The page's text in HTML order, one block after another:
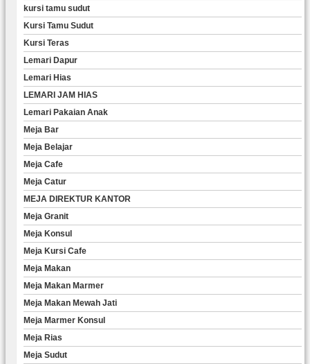
kursi tamu sudut
Kursi Tamu Sudut
Kursi Teras
Lemari Dapur
Lemari Hias
LEMARI JAM HIAS
Lemari Pakaian Anak
Meja Bar
Meja Belajar
Meja Cafe
Meja Catur
MEJA DIREKTUR KANTOR
Meja Granit
Meja Konsul
Meja Kursi Cafe
Meja Makan
Meja Makan Marmer
Meja Makan Mewah Jati
Meja Marmer Konsul
Meja Rias
Meja Sudut